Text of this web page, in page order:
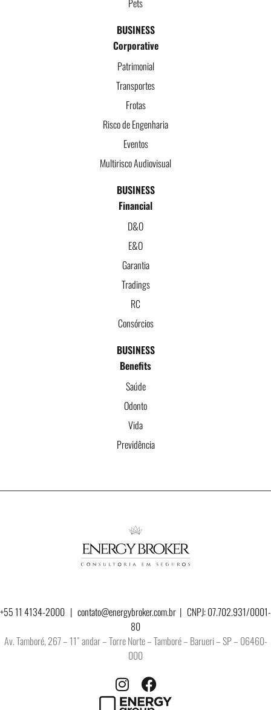
BUSINESS
Corporative
Patrimonial
Transportes
Frotas
Risco de Engenharia
Eventos
Multirisco Audiovisual
BUSINESS
Financial
D&O
E&O
Garantia
Tradings
RC
Consórcios
BUSINESS
Benefits
Saúde
Odonto
Vida
Previdência
+55 11 4134-2000 | contato@energybroker.com.br | CNPJ: 07.702.931/0001-
80
Av. Tamboré, 267 – 11˚ andar – Torre Norte – Tamboré – Barueri – SP – 06460-
000